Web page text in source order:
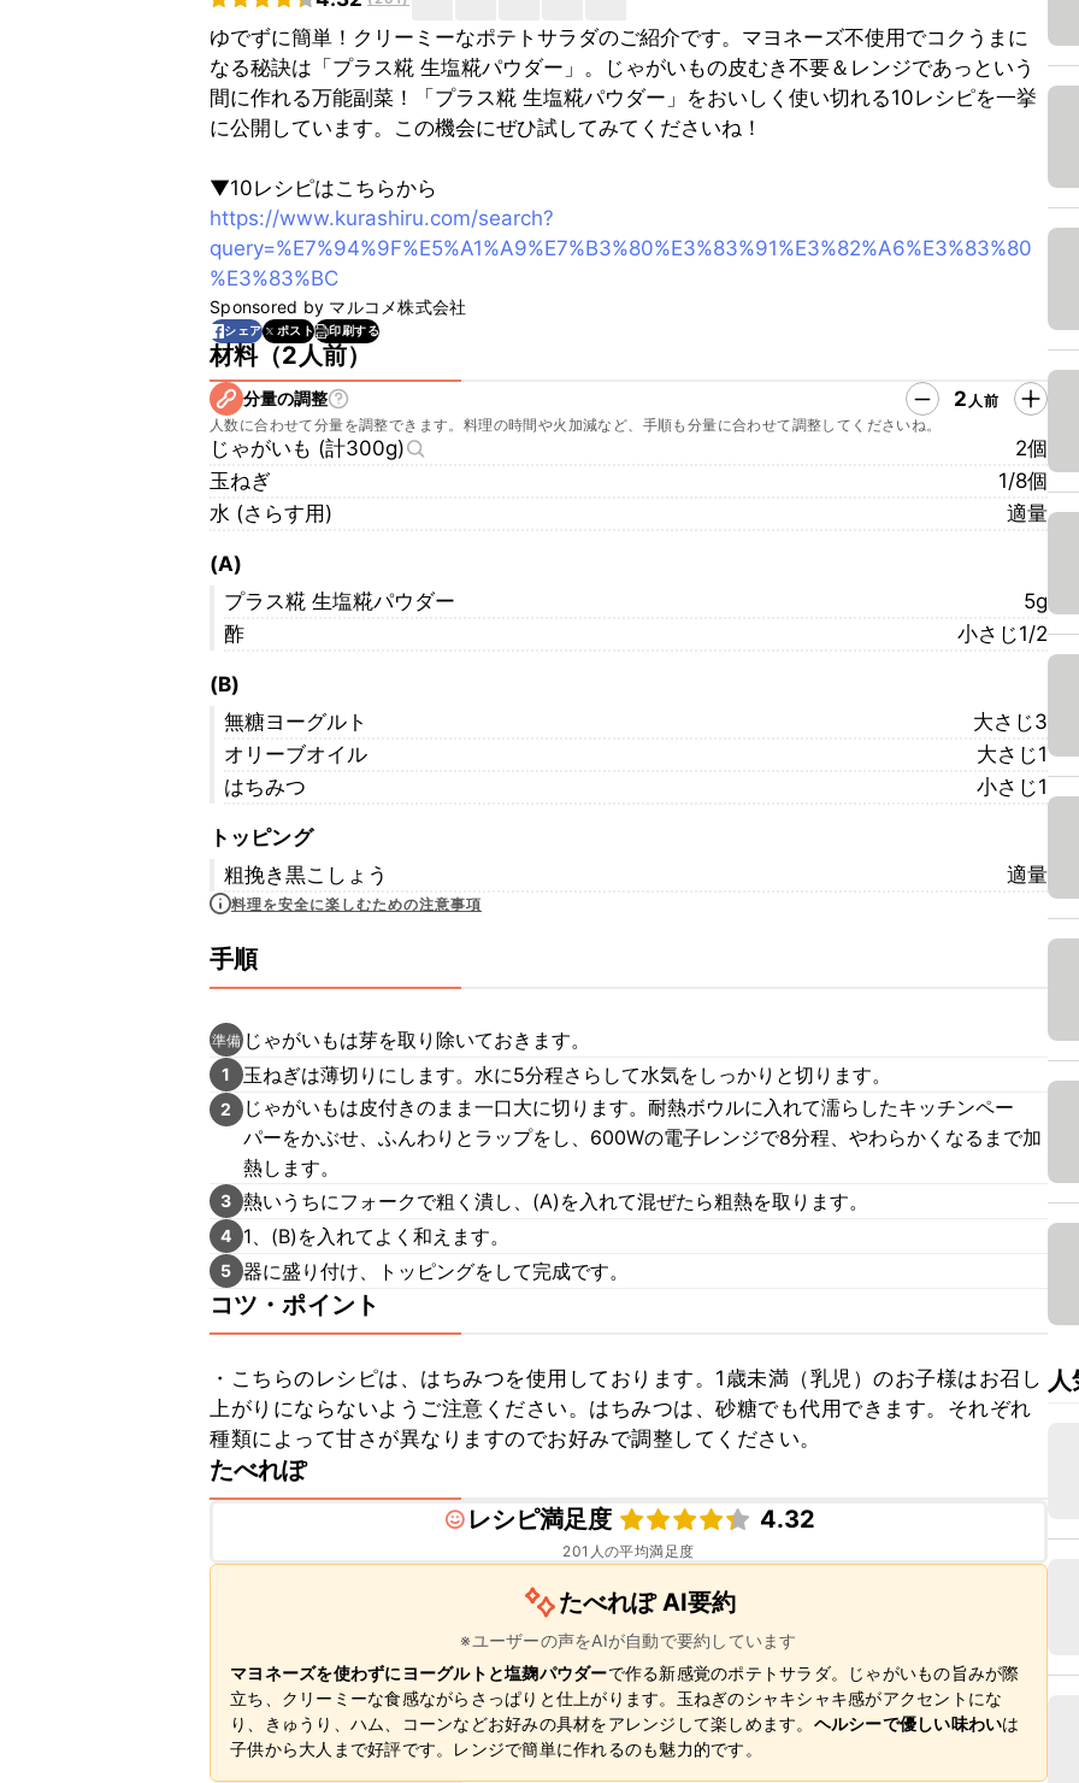
ゆでずに簡単！クリーミーなポテトサラダのご紹介です。マヨネーズ不使用でコクうまに
なる秘訣は「プラス糀 生塩糀パウダー」。じゃがいもの皮むき不要＆レンジであっという
間に作れる万能副菜！「プラス糀 生塩糀パウダー」をおいしく使い切れる10レシピを一挙
に公開しています。この機会にぜひ試してみてくださいね！
▼10レシピはこちらから
https://www.kurashiru.com/search?
query=%E7%94%9F%E5%A1%A9%E7%B3%80%E3%83%91%E3%82%A6%E3%83%80
%E3%83%BC
Sponsored by マルコメ株式会社
シェア ポスト 印刷する
材料（2人前）
分量の調整 2 人前
人数に合わせて分量を調整できます。料理の時間や火加減など、手順も分量に合わせて調整してくださいね。
じゃがいも (計300g)
2個
玉ねぎ
1/8個
水 (さらす用)
適量
(A)
プラス糀 生塩糀パウダー
5g
酢
小さじ1/2
(B)
無糖ヨーグルト
大さじ3
オリーブオイル
大さじ1
はちみつ
小さじ1
トッピング
粗挽き黒こしょう
適量
料理を安全に楽しむための注意事項
手順
準備 じゃがいもは芽を取り除いておきます。
1 玉ねぎは薄切りにします。水に5分程さらして水気をしっかりと切ります。
2
じゃがいもは皮付きのまま一口大に切ります。耐熱ボウルに入れて濡らしたキッチンペー
パーをかぶせ、ふんわりとラップをし、600Wの電子レンジで8分程、やわらかくなるまで加
熱します。
3 熱いうちにフォークで粗く潰し、(A)を入れて混ぜたら粗熱を取ります。
4 1、(B)を入れてよく和えます。
5 器に盛り付け、トッピングをして完成です。
コツ・ポイント
・こちらのレシピは、はちみつを使用しております。1歳未満（乳児）のお子様はお召し
上がりにならないようご注意ください。はちみつは、砂糖でも代用できます。それぞれ
種類によって甘さが異なりますのでお好みで調整してください。
たべれぽ
レシピ満足度
4.32
201 人の平均満足度
たべれぽ AI要約
※ユーザーの声をAIが自動で要約しています
マヨネーズを使わずにヨーグルトと塩麹パウダーで作る新感覚のポテトサラダ。じゃがいもの旨みが際
立ち、クリーミーな食感ながらさっぱりと仕上がります。玉ねぎのシャキシャキ感がアクセントにな
り、きゅうり、ハム、コーンなどお好みの具材をアレンジして楽しめます。 ヘルシーで優しい味わいは
子供から大人まで好評です。レンジで簡単に作れるのも魅力的です。